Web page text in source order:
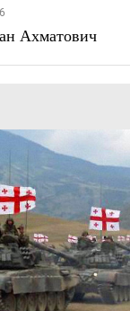
Ахматович